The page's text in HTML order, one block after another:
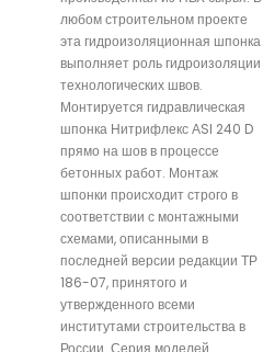
любом строительном проекте
эта гидроизоляционная шпонка
выполняет роль гидроизоляции
технологических швов.
Монтируется гидравлическая
шпонка Нитрифлекс АSI 240 D
прямо на шов в процессе
бетонных работ. Монтаж
шпонки происходит строго в
соответствии с монтажными
схемами, описанными в
последней версии редакции ТР
186-07, принятого и
утвержденного всеми
институтами строительства в